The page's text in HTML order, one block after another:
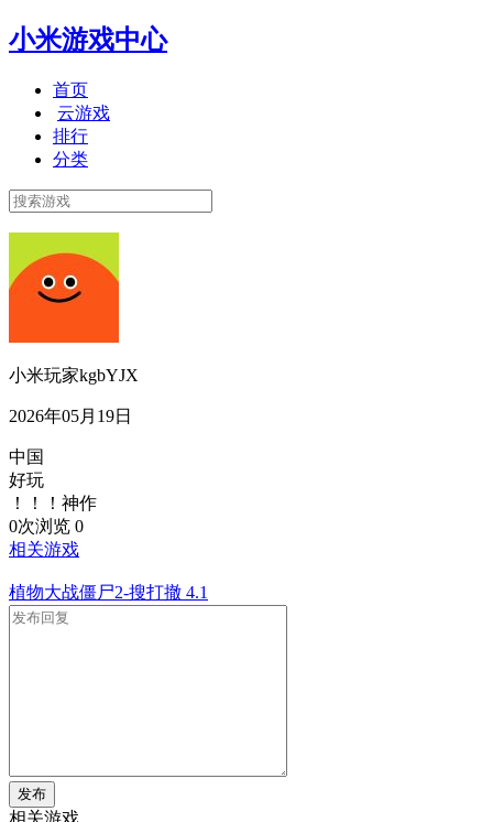
小米游戏中心
首页
云游戏
排行
分类
小米玩家kgbYJX
2026年05月19日
中国
好玩
！！！神作
0次浏览 0
相关游戏
植物大战僵尸2-搜打撤 4.1
发布
相关游戏